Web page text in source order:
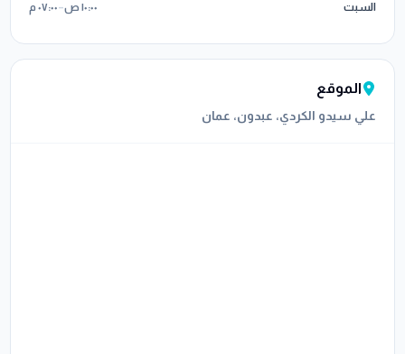
السبت ١٠:٠٠ ص –٠٧:٠٠ م
الموقع
علي سيدو الكردي، عبدون، عمان